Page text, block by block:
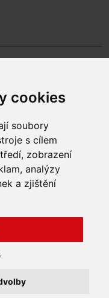
cookies
soubory
s cílem
zobrazení
analýzy
a zjištění
Všechna práva vyhrazena